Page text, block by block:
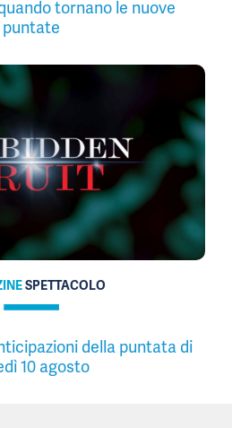
tornano le nuove
puntate
SPETTACOLO
della puntata di
10 agosto